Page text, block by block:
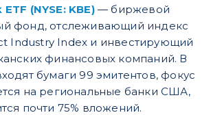
(NYSE: KBE)— биржевой
фонд, отслеживающий индекс
Industry Index и инвестирующий
финансовых компаний. В
бумаги 99 эмитентов, фокус
на региональные банки США,
почти 75% вложений.